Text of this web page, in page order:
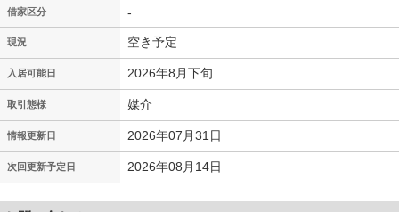
借家区分 -
現況 空き予定
入居可能日 2026年8月下旬
取引態様 媒介
情報更新日 2026年07月31日
次回更新予定日 2026年08月14日